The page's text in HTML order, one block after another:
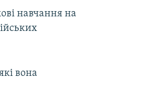
навчання на
вона